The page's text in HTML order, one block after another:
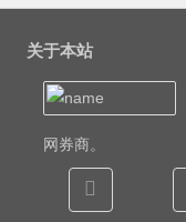
文
关于本站
网券商。